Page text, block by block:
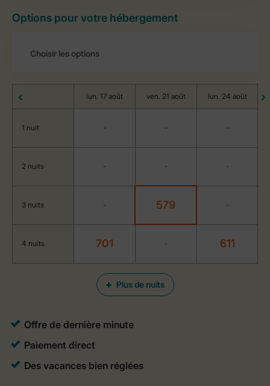
Options pour votre hébergement
Plus de nuits
lun. 17 août ven. 21 août lun. 24 août
1 nuit - - -
2 nuits - - -
3 nuits - 579 -
4 nuits 701 - 611